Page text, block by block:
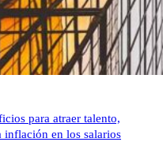
para atraer talento,
inflación en los salarios